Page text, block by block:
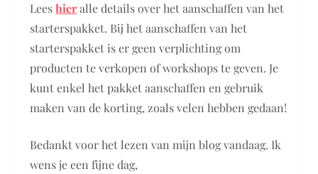
Leeshieralle details over het aanschaffen van het
starterspakket. Bij het aanschaffen van het
starterspakket is er geen verplichting om
producten te verkopen of workshops te geven. Je
kunt enkel het pakket aanschaffen en gebruik
maken van de korting, zoals velen hebben gedaan!
Bedankt voor het lezen van mijn blog vandaag. Ik
wens je een fijne dag,